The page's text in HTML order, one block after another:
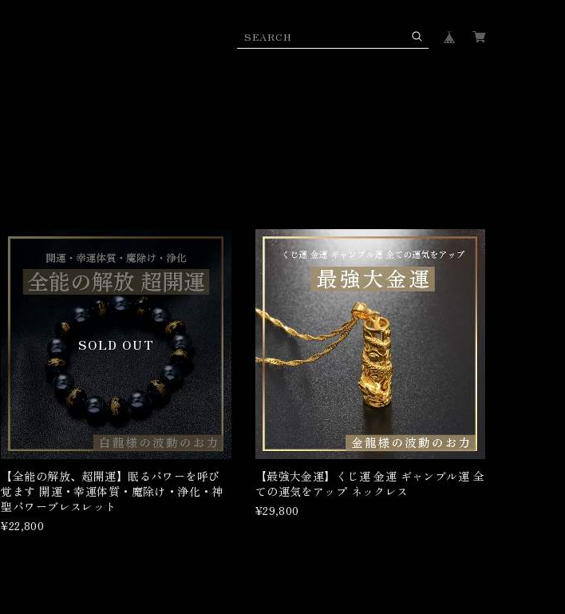
SOLD OUT
【全能の解放、超開運】眠るパワーを呼び
覚ます 開運・幸運体質・魔除け・浄化・神
聖パワーブレスレット
¥22,800
【最強大金運】くじ運 金運 ギャンブル運 全
ての運気をアップ ネックレス
¥29,800